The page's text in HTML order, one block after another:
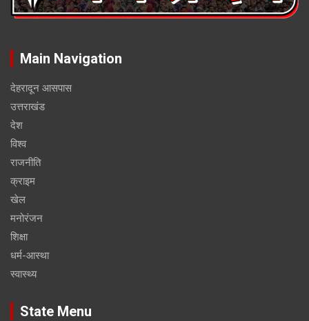
Main Navigation
देहरादून आसपास
उत्तराखंड
देश
विश्व
राजनीति
क्राइम
खेल
मनोरंजन
शिक्षा
धर्म-आस्था
स्वास्थ्य
State Menu